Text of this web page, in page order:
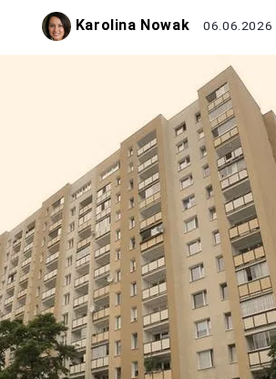
Karolina Nowak 06.06.2026